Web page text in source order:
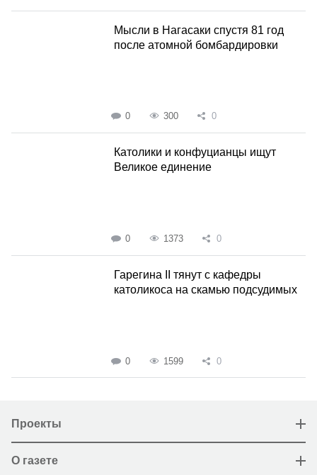
Мысли в Нагасаки спустя 81 год
после атомной бомбардировки
0 300 0
Католики и конфуцианцы ищут
Великое единение
0 1373 0
Гарегина II тянут с кафедры
католикоса на скамью подсудимых
0 1599 0
Проекты
О газете